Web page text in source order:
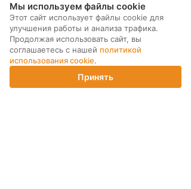
Корзина
ПОДПИСКА НА РАССЫЛКУ
Мы используем файлы cookie
Этот сайт использует файлы cookie для
улучшения работы и анализа трафика.
Продолжая использовать сайт, вы
соглашаетесь с нашей политикой
использования cookie.
Принять